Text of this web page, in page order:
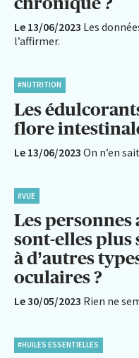
Le 13/06/2023 Les
l’affirmer.
#NUTRITION
Les
flore
Le 13/06/2023 On n’en
#VUE
Les
sont-elles plus
à d’autres
oculaires ?
Le 30/05/2023 Rien ne
#HUILES ESSENTIELLES